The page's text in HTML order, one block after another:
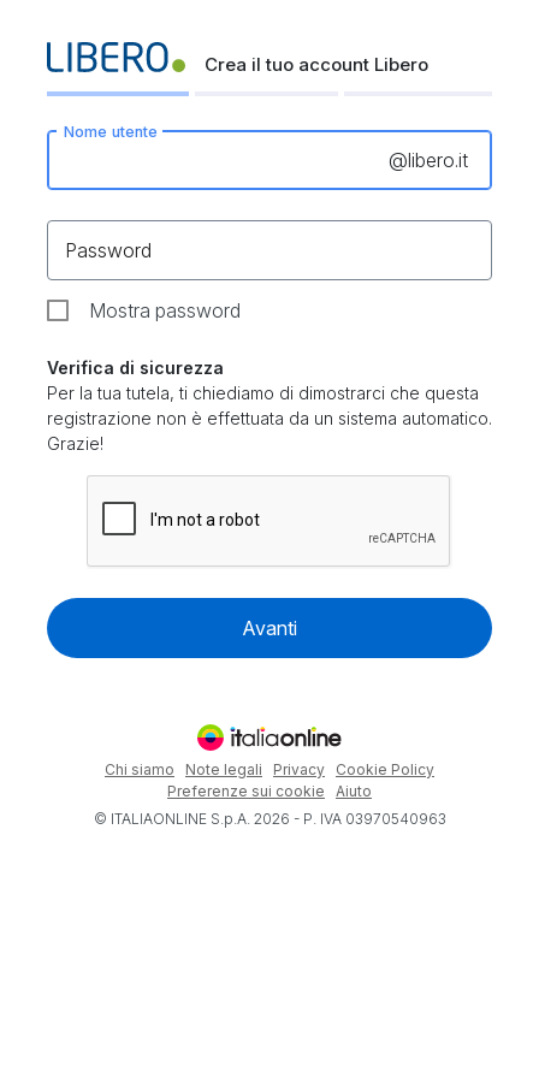
Crea il tuo account Libero
Nome utente
@libero.it
Password
Mostra password
Verifica di sicurezza
Per la tua tutela, ti chiediamo di dimostrarci che questa
registrazione non è effettuata da un sistema automatico.
Grazie!
Avanti
Chi siamo Note legali Privacy
Cookie Policy
Preferenze sui cookie
Aiuto
© ITALIAONLINE S.p.A. 2026 - P. IVA 03970540963